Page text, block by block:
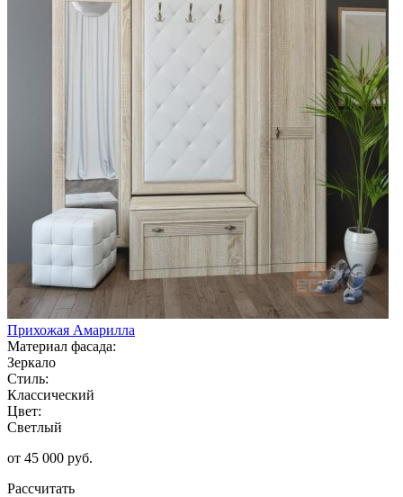
Прихожая Амарилла
Материал фасада:
Зеркало
Стиль:
Классический
Цвет:
Светлый
от 45 000 руб.
Рассчитать